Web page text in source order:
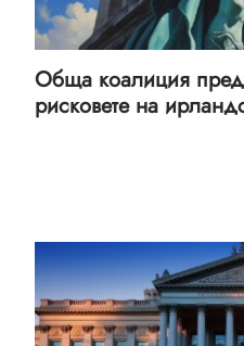
Обща коалиция
рисковете на